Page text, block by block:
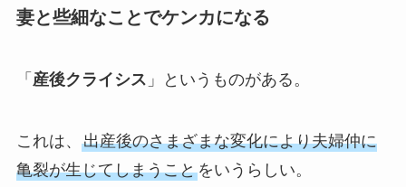
妻と些細なことでケンカになる
「 産後クライシス 」というものがある。
これは、 出産後のさまざまな変化により夫婦仲に
亀裂が生じてしまうことをいうらしい。